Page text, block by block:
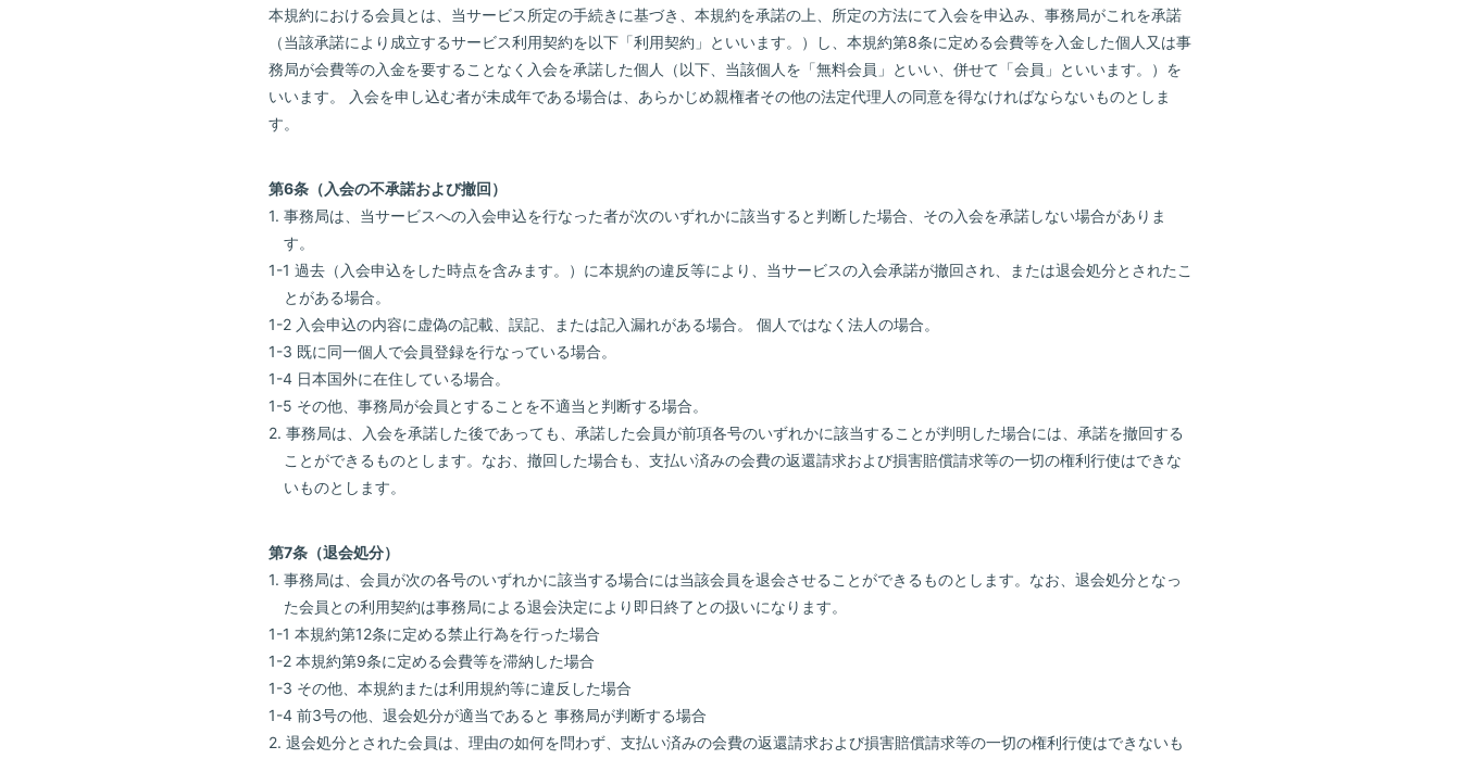
本規約における会員とは、当サービス所定の手続きに基づき、本規約を承諾の上、所定の方法にて入会を申込み、事務局がこれを承諾
（当該承諾により成立するサービス利用契約を以下「利用契約」といいます。）し、本規約第8条に定める会費等を入金した個人又は事
務局が会費等の入金を要することなく入会を承諾した個人（以下、当該個人を「無料会員」といい、併せて「会員」といいます。）を
いいます。 入会を申し込む者が未成年である場合は、あらかじめ親権者その他の法定代理人の同意を得なければならないものとしま
す。
第6条（入会の不承諾および撤回）
1. 事務局は、当サービスへの入会申込を行なった者が次のいずれかに該当すると判断した場合、その入会を承諾しない場合がありま
す。
1-1 過去（入会申込をした時点を含みます。）に本規約の違反等により、当サービスの入会承諾が撤回され、または退会処分とされたこ
とがある場合。
1-2 入会申込の内容に虚偽の記載、誤記、または記入漏れがある場合。 個人ではなく法人の場合。
1-3 既に同一個人で会員登録を行なっている場合。
1-4 日本国外に在住している場合。
1-5 その他、事務局が会員とすることを不適当と判断する場合。
2. 事務局は、入会を承諾した後であっても、承諾した会員が前項各号のいずれかに該当することが判明した場合には、承諾を撤回する
ことができるものとします。なお、撤回した場合も、支払い済みの会費の返還請求および損害賠償請求等の一切の権利行使はできな
いものとします。
第7条（退会処分）
1. 事務局は、会員が次の各号のいずれかに該当する場合には当該会員を退会させることができるものとします。なお、退会処分となっ
た会員との利用契約は事務局による退会決定により即日終了との扱いになります。
1-1 本規約第12条に定める禁止行為を行った場合
1-2 本規約第9条に定める会費等を滞納した場合
1-3 その他、本規約または利用規約等に違反した場合
1-4 前3号の他、退会処分が適当であると 事務局が判断する場合
2. 退会処分とされた会員は、理由の如何を問わず、支払い済みの会費の返還請求および損害賠償請求等の一切の権利行使はできないも